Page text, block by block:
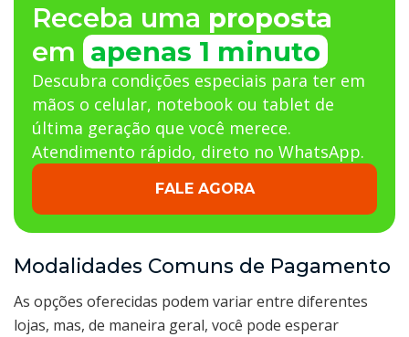
Receba uma proposta
em apenas 1 minuto
Descubra condições especiais para ter em
mãos o celular, notebook ou tablet de
última geração que você merece.
Atendimento rápido, direto no WhatsApp.
FALE AGORA
Modalidades Comuns de Pagamento
As opções oferecidas podem variar entre diferentes
lojas, mas, de maneira geral, você pode esperar